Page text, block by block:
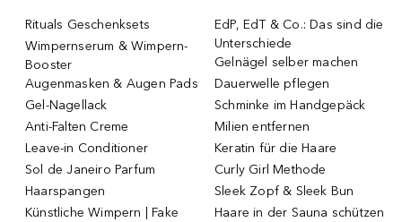
Rituals Geschenksets
Wimpernserum & Wimpern-
Booster
Augenmasken & Augen Pads
Gel-Nagellack
Anti-Falten Creme
Leave-in Conditioner
Sol de Janeiro Parfum
Haarspangen
Künstliche Wimpern | Fake
EdP, EdT & Co.: Das sind die
Unterschiede
Gelnägel selber machen
Dauerwelle pflegen
Schminke im Handgepäck
Milien entfernen
Keratin für die Haare
Curly Girl Methode
Sleek Zopf & Sleek Bun
Haare in der Sauna schützen